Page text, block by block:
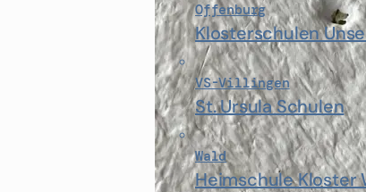
Offenburg
Klosterschulen
VS-Villingen
St. Ursula Schulen
Wald
Heimschule Kloster